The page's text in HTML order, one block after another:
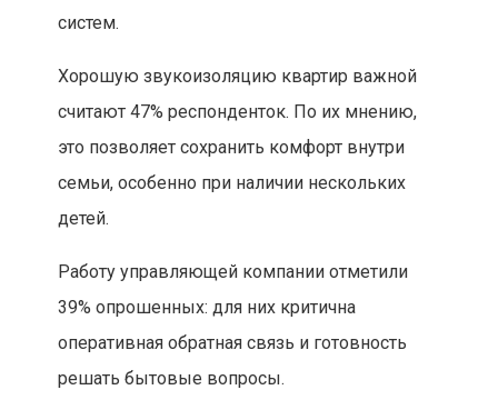
систем.
Хорошую звукоизоляцию квартир важной
считают 47% респонденток. По их мнению,
это позволяет сохранить комфорт внутри
семьи, особенно при наличии нескольких
детей.
Работу управляющей компании отметили
39% опрошенных: для них критична
оперативная обратная связь и готовность
решать бытовые вопросы.